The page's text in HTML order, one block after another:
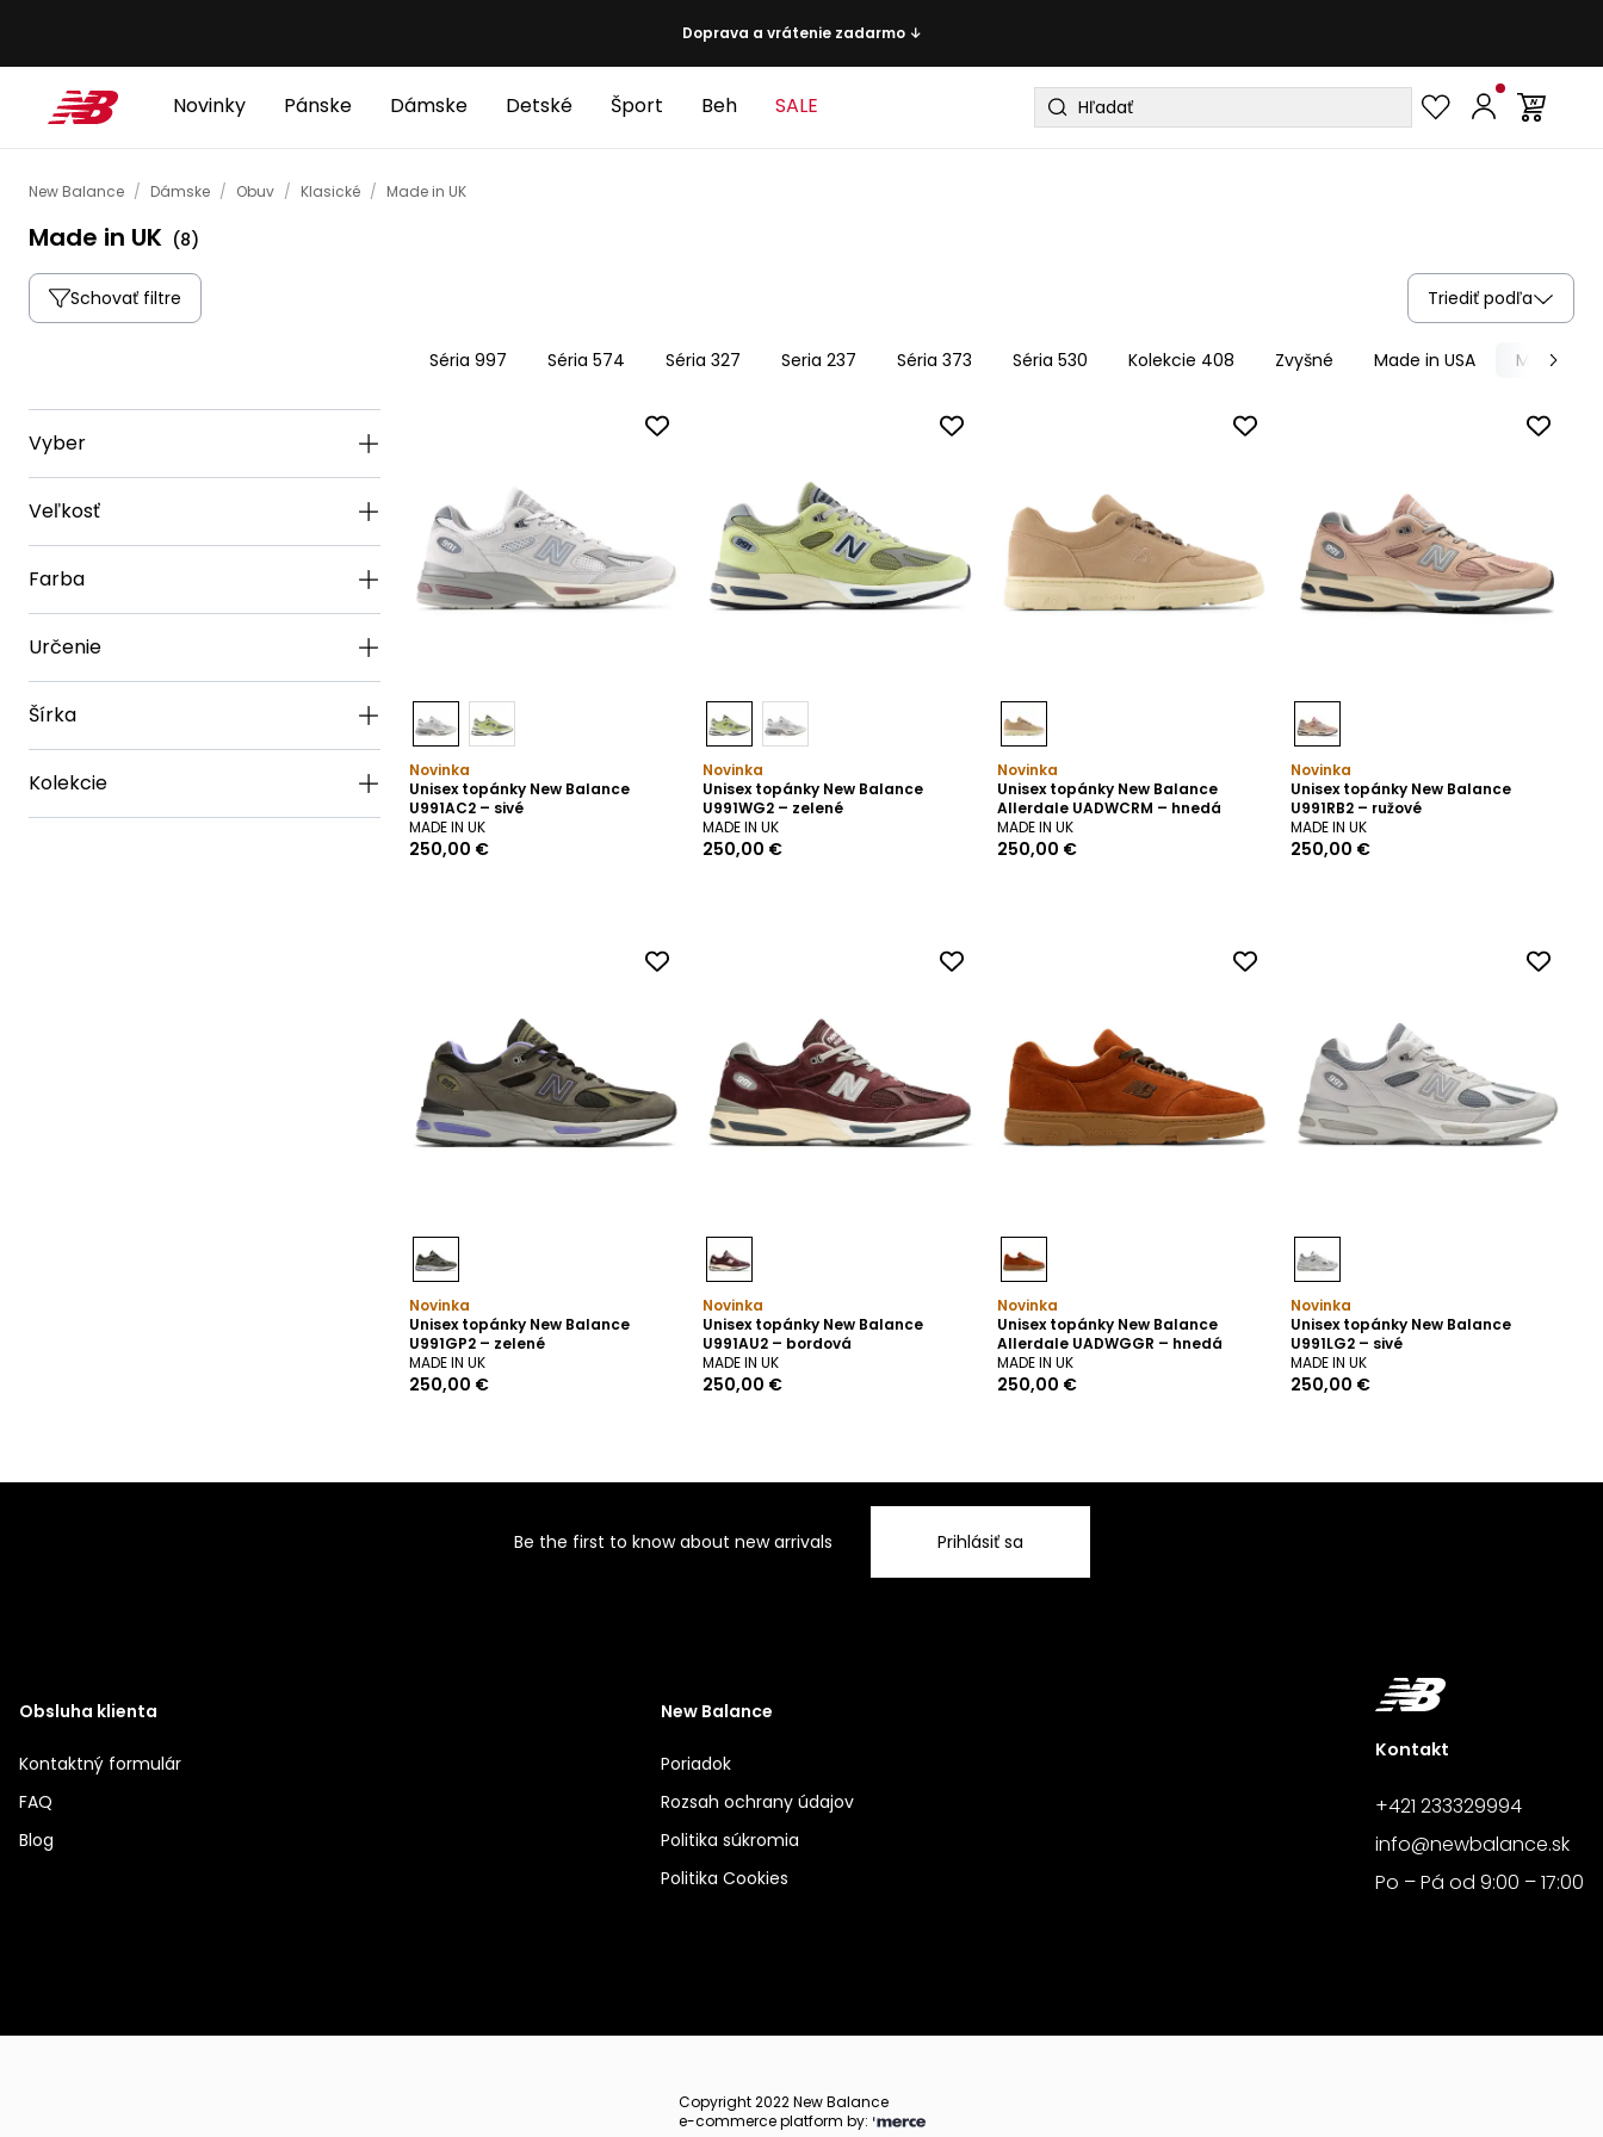
Doprava a vrátenie zadarmo ↓
Novinky Pánske Dámske Detské Šport Beh SALE
New Balance / Dámske / Obuv / Klasické / Made in UK
Made in UK (8)
Schovať filtre Triediť podľa
Vyber
Veľkosť
Farba
Určenie
Šírka
Kolekcie
Séria 997 Séria 574 Séria 327 Seria 237 Séria 373 Séria 530 Kolekcie 408 Zvyšné Made in USA Made in
Novinka
Unisex topánky New Balance
U991AC2 – sivé
MADE IN UK
250,00 €
Novinka
Unisex topánky New Balance
U991WG2 – zelené
MADE IN UK
250,00 €
Novinka
Unisex topánky New Balance
Allerdale UADWCRM – hnedá
MADE IN UK
250,00 €
Novinka
Unisex topánky New Balance
U991RB2 – ružové
MADE IN UK
250,00 €
Novinka
Unisex topánky New Balance
U991GP2 – zelené
MADE IN UK
250,00 €
Novinka
Unisex topánky New Balance
U991AU2 – bordová
MADE IN UK
250,00 €
Novinka
Unisex topánky New Balance
Allerdale UADWGGR – hnedá
MADE IN UK
250,00 €
Novinka
Unisex topánky New Balance
U991LG2 – sivé
MADE IN UK
250,00 €
Be the first to know about new arrivals Prihlásiť sa
Obsluha klienta
Kontaktný formulár
FAQ
Blog
New Balance
Poriadok
Rozsah ochrany údajov
Politika súkromia
Politika Cookies
Kontakt
+421 233329994
info@newbalance.sk
Po – Pá od 9:00 – 17:00
Copyright 2022 New Balance
e-commerce platform by: